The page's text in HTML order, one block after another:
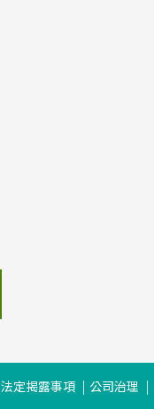
法定揭露事項 公司治理